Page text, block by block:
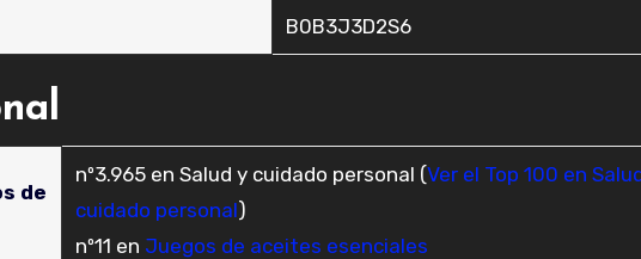
‎B0B3J3D2S6
de
nº3.965 en Salud y cuidado personal (Ver el Top 100 en
cuidado personal)
nº11 en Juegos de aceites esenciales